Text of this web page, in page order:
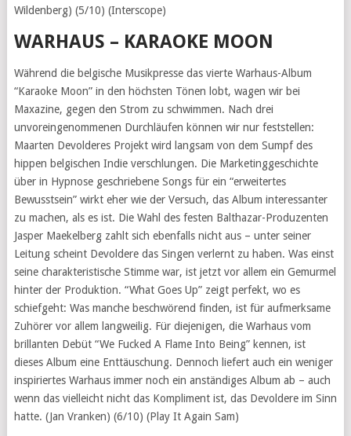
Wildenberg) (5/10) (Interscope)
WARHAUS – KARAOKE MOON
Während die belgische Musikpresse das vierte Warhaus-Album
“Karaoke Moon” in den höchsten Tönen lobt, wagen wir bei
Maxazine, gegen den Strom zu schwimmen. Nach drei
unvoreingenommenen Durchläufen können wir nur feststellen:
Maarten Devolderes Projekt wird langsam von dem Sumpf des
hippen belgischen Indie verschlungen. Die Marketinggeschichte
über in Hypnose geschriebene Songs für ein “erweitertes
Bewusstsein” wirkt eher wie der Versuch, das Album interessanter
zu machen, als es ist. Die Wahl des festen Balthazar-Produzenten
Jasper Maekelberg zahlt sich ebenfalls nicht aus – unter seiner
Leitung scheint Devoldere das Singen verlernt zu haben. Was einst
seine charakteristische Stimme war, ist jetzt vor allem ein Gemurmel
hinter der Produktion. “What Goes Up” zeigt perfekt, wo es
schiefgeht: Was manche beschwörend finden, ist für aufmerksame
Zuhörer vor allem langweilig. Für diejenigen, die Warhaus vom
brillanten Debüt “We Fucked A Flame Into Being” kennen, ist
dieses Album eine Enttäuschung. Dennoch liefert auch ein weniger
inspiriertes Warhaus immer noch ein anständiges Album ab – auch
wenn das vielleicht nicht das Kompliment ist, das Devoldere im Sinn
hatte. (Jan Vranken) (6/10) (Play It Again Sam)